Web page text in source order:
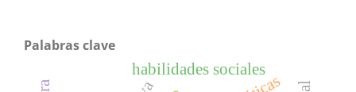
Palabras clave
habilidades sociales